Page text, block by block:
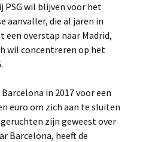
PSG wil blijven voor het
aanvaller, die al jaren in
overstap naar Madrid,
wil concentreren op het
in 2017 voor een
euro om zich aan te sluiten
zijn geweest over
Barcelona, heeft de